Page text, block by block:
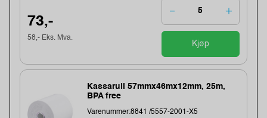
73,-
58,- Eks. Mva.
Kjøp
Kassarull 57mmx46mx12mm, 25m,
BPA free
Varenummer:8841 /5557-2001-X5